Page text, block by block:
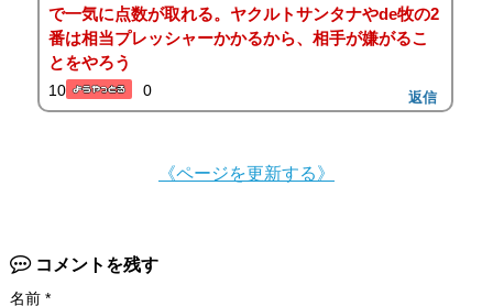
で一気に点数が取れる。ヤクルトサンタナやde牧の2
番は相当プレッシャーかかるから、相手が嫌がるこ
とをやろう
10 0 返信
《ページを更新する》
コメントを残す
名前 *